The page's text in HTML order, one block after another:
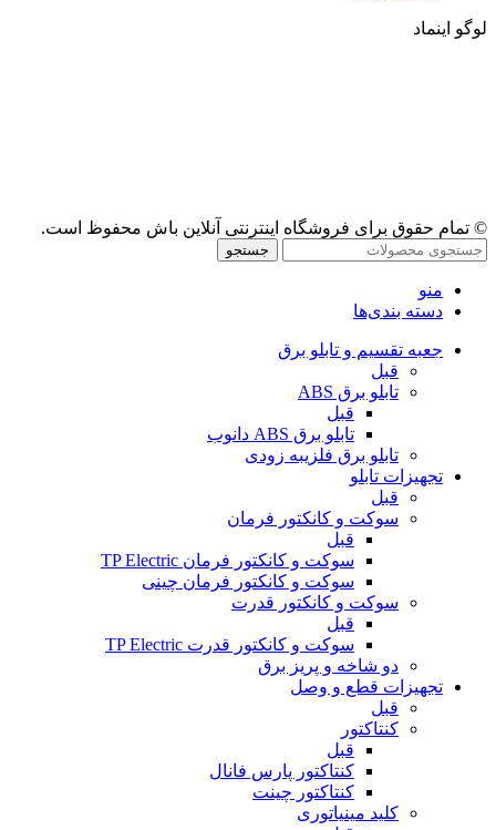
لوگو اینماد
© تمام حقوق برای فروشگاه اینترنتی آنلاین باش محفوظ است.
جستجو
منو
دسته بندی‌ها
جعبه تقسیم و تابلو برق
قبل
تابلو برق ABS
قبل
تابلو برق ABS دانوب
تابلو برق فلزیبه زودی
تجهیزات تابلو
قبل
سوکت و کانکتور فرمان
قبل
سوکت و کانکتور فرمان TP Electric
سوکت و کانکتور فرمان چینی
سوکت و کانکتور قدرت
قبل
سوکت و کانکتور قدرت TP Electric
دو شاخه و پریز برق
تجهیزات قطع و وصل
قبل
کنتاکتور
قبل
کنتاکتور پارس فانال
کنتاکتور چینت
کلید مینیاتوری